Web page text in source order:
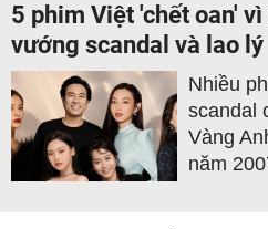
5 phim Việt 'chết oan'
vướng scandal và lao lý
Nhiều
scandal
Vàng
năm